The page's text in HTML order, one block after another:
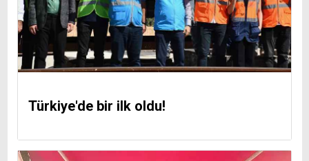
Türkiye'de bir ilk oldu!